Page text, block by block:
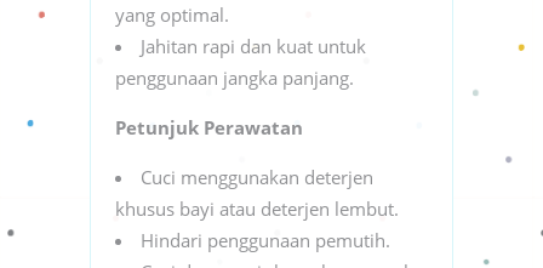
yang optimal.
Jahitan rapi dan kuat untuk
penggunaan jangka panjang.
Petunjuk Perawatan
Cuci menggunakan deterjen
khusus bayi atau deterjen lembut.
Hindari penggunaan pemutih.